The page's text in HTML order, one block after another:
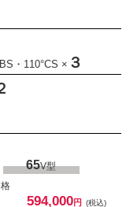
BS・110°CS × ３
65V型
594,000円 (税込)